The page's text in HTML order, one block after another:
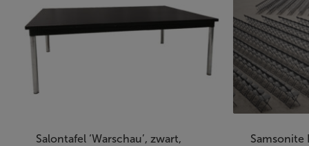
Salontafel ‘Warschau’, zwart,
Samsonite